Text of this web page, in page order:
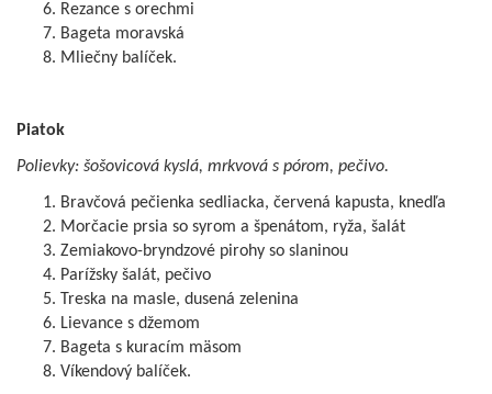
Rezance s orechmi
Bageta moravská
Mliečny balíček.
Piatok
Polievky: šošovicová kyslá, mrkvová s pórom, pečivo.
Bravčová pečienka sedliacka, červená kapusta, knedľa
Morčacie prsia so syrom a špenátom, ryža, šalát
Zemiakovo-bryndzové pirohy so slaninou
Parížsky šalát, pečivo
Treska na masle, dusená zelenina
Lievance s džemom
Bageta s kuracím mäsom
Víkendový balíček.